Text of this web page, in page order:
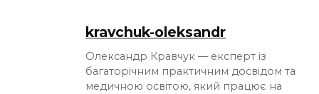
kravchuk-oleksandr
Олександр Кравчук — експерт із
багаторічним практичним досвідом та
медичною освітою, який працює на